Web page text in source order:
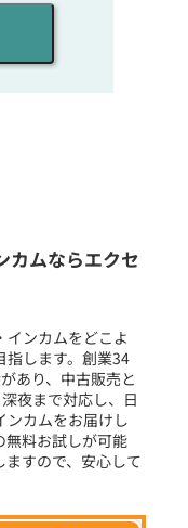
)
カムならエクセ
インカムをどこよ
指します。創業34
あり、中古販売と
夜まで対応し、日
ンカムをお届けし
無料お試しが可能
すので、安心して